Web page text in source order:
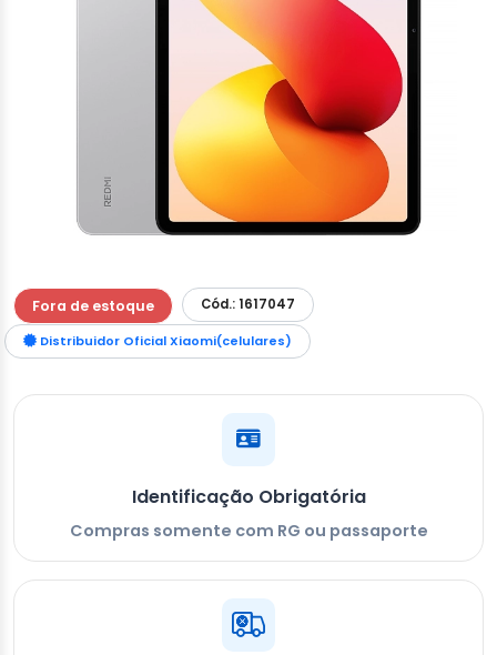
Fora de estoque Cód.: 1617047
Distribuidor Oficial Xiaomi(celulares)
Identificação Obrigatória
Compras somente com RG ou passaporte